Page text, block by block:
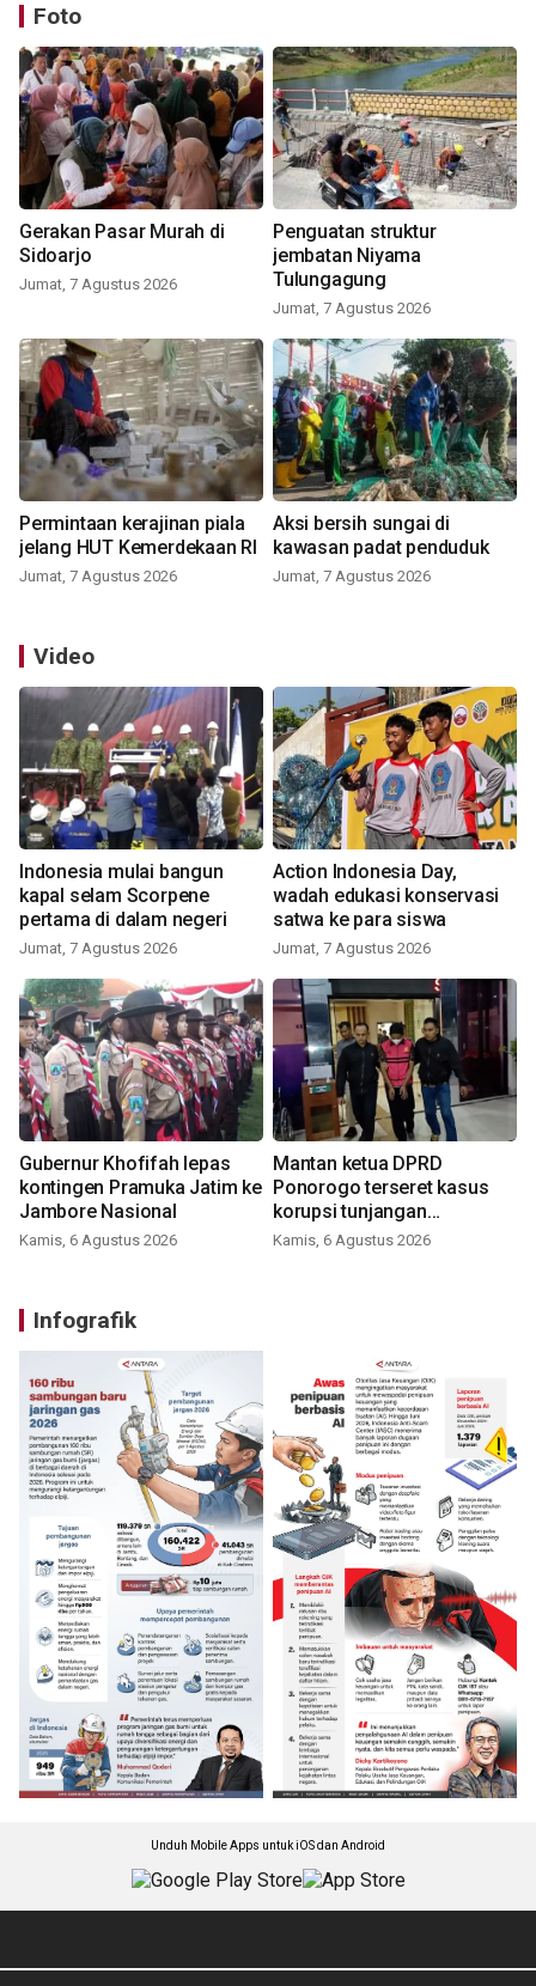
Foto
Gerakan Pasar Murah di
Sidoarjo
Jumat, 7 Agustus 2026
Penguatan struktur
jembatan Niyama
Tulungagung
Jumat, 7 Agustus 2026
Permintaan kerajinan piala
jelang HUT Kemerdekaan RI
Jumat, 7 Agustus 2026
Aksi bersih sungai di
kawasan padat penduduk
Jumat, 7 Agustus 2026
Video
Indonesia mulai bangun
kapal selam Scorpene
pertama di dalam negeri
Jumat, 7 Agustus 2026
Action Indonesia Day,
wadah edukasi konservasi
satwa ke para siswa
Jumat, 7 Agustus 2026
Gubernur Khofifah lepas
kontingen Pramuka Jatim ke
Jambore Nasional
Kamis, 6 Agustus 2026
Mantan ketua DPRD
Ponorogo terseret kasus
korupsi tunjangan
perumahan
Kamis, 6 Agustus 2026
Infografik
Unduh Mobile Apps untuk iOS dan Android